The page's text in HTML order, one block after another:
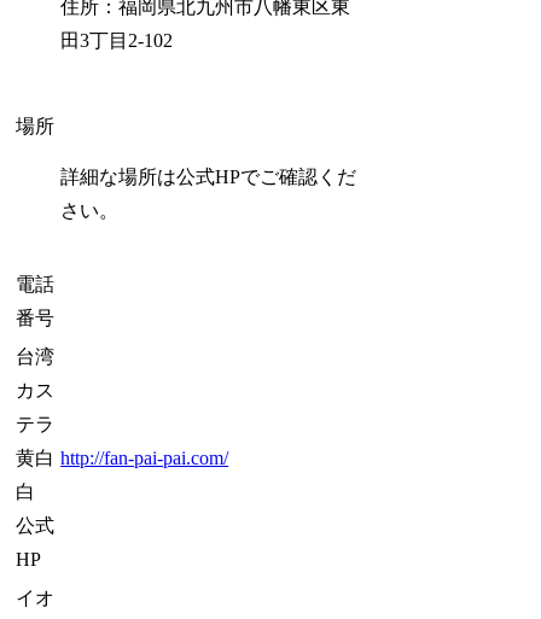
場所
住所：福岡県北九州市八幡東区東
田3丁目2-102
詳細な場所は公式HPでご確認くだ
さい。
電話
番号
台湾
カス
テラ
黄白
白
公式
HP
http://fan-pai-pai.com/
イオ